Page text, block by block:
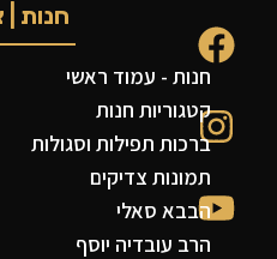
חנות |
חנות - עמוד ראשי
קטגוריות חנות
ברכות תפילות וסגולות
תמונות צדיקים
הבבא סאלי
הרב עובדיה יוסף